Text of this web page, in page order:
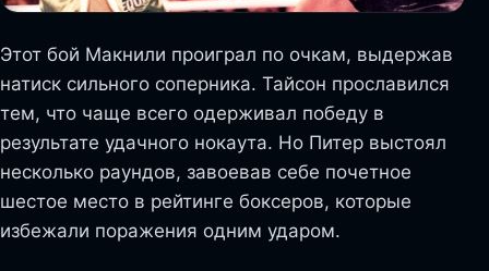
Этот бой Макнили проиграл по очкам, выдержав
натиск сильного соперника. Тайсон прославился
тем, что чаще всего одерживал победу в
результате удачного нокаута. Но Питер выстоял
несколько раундов, завоевав себе почетное
шестое место в рейтинге боксеров, которые
избежали поражения одним ударом.